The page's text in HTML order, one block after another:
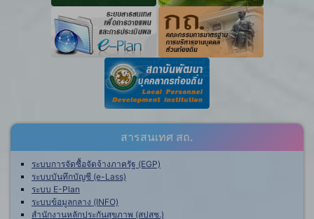
สารสนเทศ สถ.
ระบบการจัดซื้อจัดจ้างภาครัฐ (EGP)
ระบบบันทึกบัญชี (e-Lass)
ระบบ E-Plan
ระบบข้อมูลกลาง (INFO)
สำนักงานหลักประกันสุขภาพ (สปสช.)